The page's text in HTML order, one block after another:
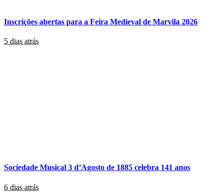
Inscrições abertas para a Feira Medieval de Marvila 2026
5 dias atrás
Sociedade Musical 3 d’Agosto de 1885 celebra 141 anos
6 dias atrás